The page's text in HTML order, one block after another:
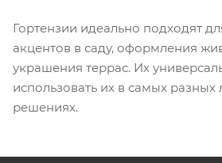
Гортензии идеально подходят
акцентов в саду, оформления
украшения террас. Их
использовать их в самых
решениях.